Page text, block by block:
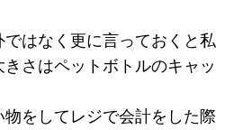
はなく更に言っておくと私
さはペットボトルのキャッ
をしてレジで会計をした際